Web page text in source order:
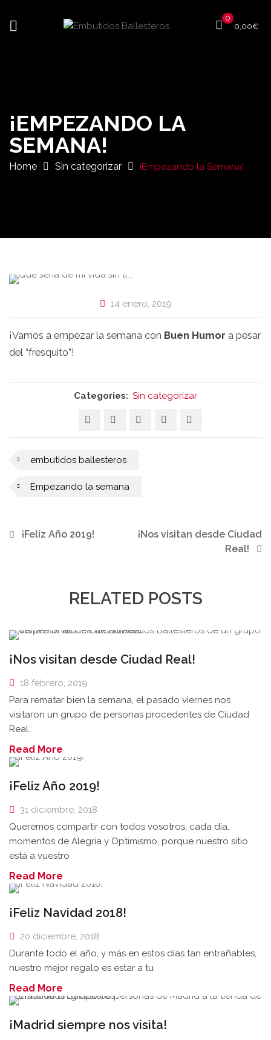
0
0,00€
¡EMPEZANDO LA
SEMANA!
Home Sin categorizar ¡Empezando la Semana!
14 enero, 2019
¡Vamos a empezar la semana con Buen Humor a pesar
del “fresquito”!
Categories: Sin categorizar
embutidos ballesteros
Empezando la semana
¡Feliz Año 2019!
¡Nos visitan desde Ciudad
Real!
RELATED POSTS
¡Nos visitan desde Ciudad Real!
18 febrero, 2019
Para rematar bien la semana, el pasado viernes nos
visitaron un grupo de personas procedentes de Ciudad
Real.
Read More
¡Feliz Año 2019!
31 diciembre, 2018
Queremos compartir con todos vosotros, cada día,
momentos de Alegría y Optimismo, porque nuestro sitio
está a vuestro
Read More
¡Feliz Navidad 2018!
20 diciembre, 2018
Durante todo el año, y más en estos días tan entrañables,
nuestro mejor regalo es estar a tu
Read More
¡Madrid siempre nos visita!